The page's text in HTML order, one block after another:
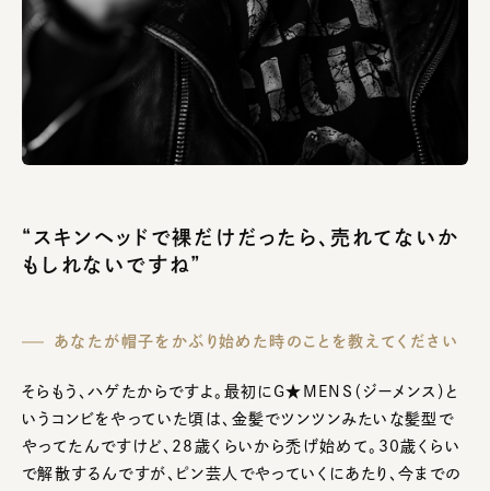
“スキンヘッドで裸だけだったら、売れてないか
もしれないですね”
あなたが帽子をかぶり始めた時のことを教えてください
そらもう、ハゲたからですよ。最初にG★MENS（ジーメンス）と
いうコンビをやっていた頃は、金髪でツンツンみたいな髪型で
やってたんですけど、28歳くらいから禿げ始めて。30歳くらい
で解散するんですが、ピン芸人でやっていくにあたり、今までの